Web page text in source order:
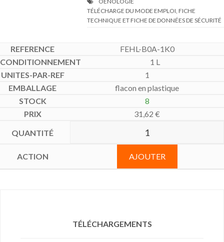
TÉLÉCHARGE DU MODE EMPLOI, FICHE
TECHNIQUE ET FICHE DE DONNÉES DE SÉCURITÉ
FEHL-B0A-1K0
1 L
1
flacon en plastique
8
31,62 €
AJOUTER
TÉLÉCHARGEMENTS